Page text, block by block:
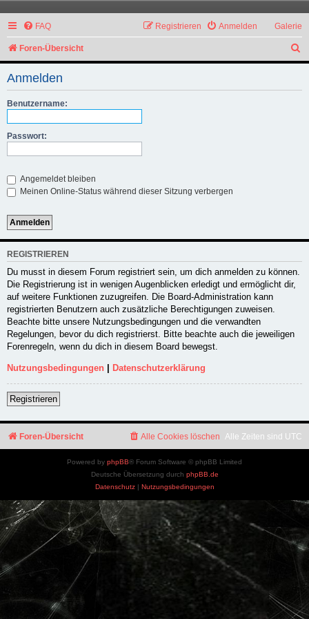
Galerie
FAQ Anmelden
Registrieren
Foren-Übersicht
u
Anmelden
Benutzername:
Passwort:
Angemeldet bleiben
Meinen Online-Status während dieser Sitzung verbergen
REGISTRIEREN
Du musst in diesem Forum registriert sein, um dich anmelden zu können.
Die Registrierung ist in wenigen Augenblicken erledigt und ermöglicht dir,
auf weitere Funktionen zuzugreifen. Die Board-Administration kann
registrierten Benutzern auch zusätzliche Berechtigungen zuweisen.
Beachte bitte unsere Nutzungsbedingungen und die verwandten
Regelungen, bevor du dich registrierst. Bitte beachte auch die jeweiligen
Forenregeln, wenn du dich in diesem Board bewegst.
Nutzungsbedingungen Datenschutzerklärung
Registrieren
Foren-Übersicht Alle Zeiten sind UTC
Alle Cookies löschen
Powered by phpBB® Forum Software © phpBB Limited
Deutsche Übersetzung durch phpBB.de
Datenschutz| Nutzungsbedingungen